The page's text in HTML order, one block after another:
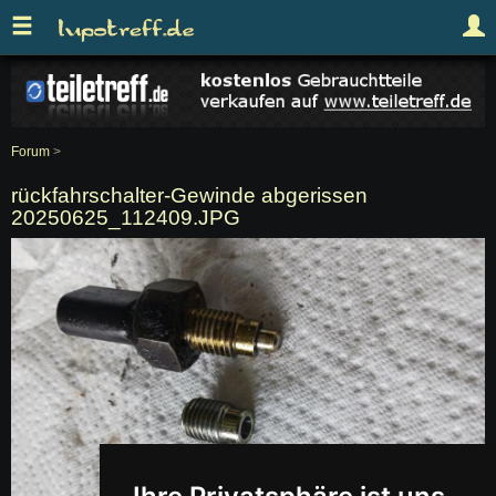
Forum >
rückfahrschalter-Gewinde abgerissen
20250625_112409.JPG